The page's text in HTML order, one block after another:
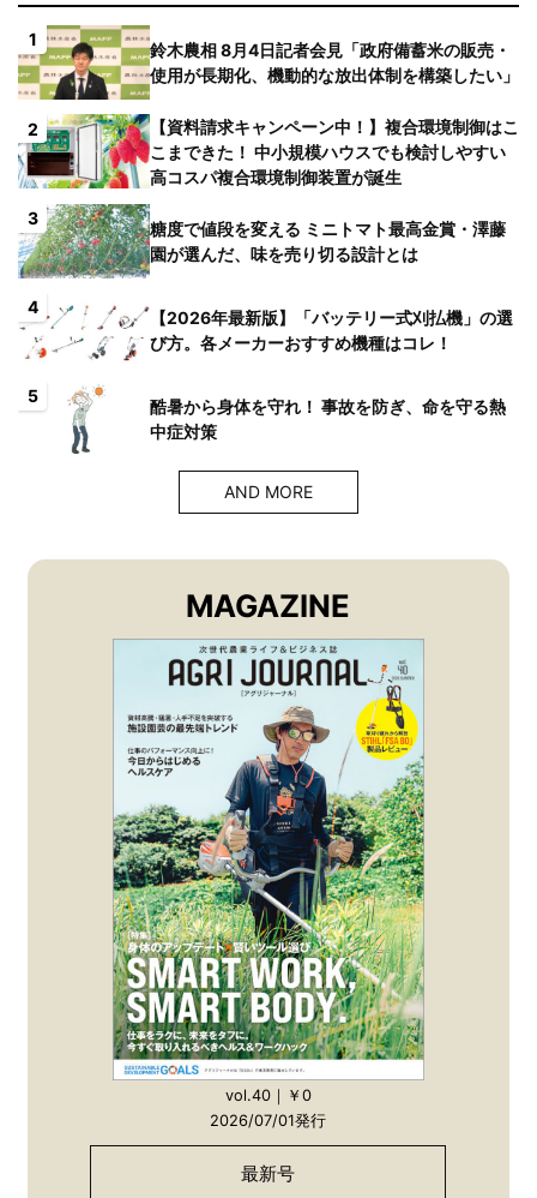
1
鈴木農相 8月4日記者会見「政府備蓄米の販売・
使用が長期化、機動的な放出体制を構築したい」
2
【資料請求キャンペーン中！】複合環境制御はこ
こまできた！ 中小規模ハウスでも検討しやすい
高コスパ複合環境制御装置が誕生
3
糖度で値段を変える ミニトマト最高金賞・澤藤
園が選んだ、味を売り切る設計とは
4
【2026年最新版】「バッテリー式刈払機」の選
び方。各メーカーおすすめ機種はコレ！
5
酷暑から身体を守れ！ 事故を防ぎ、命を守る熱
中症対策
AND MORE
MAGAZINE
vol.40｜￥0
2026/07/01発行
最新号